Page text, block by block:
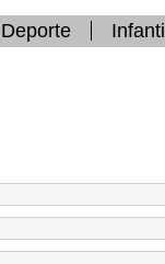
Deporte